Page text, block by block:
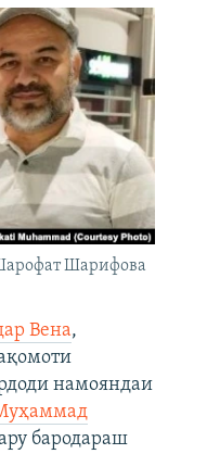
Шарифова
Вена,
намояндаи
бародараш